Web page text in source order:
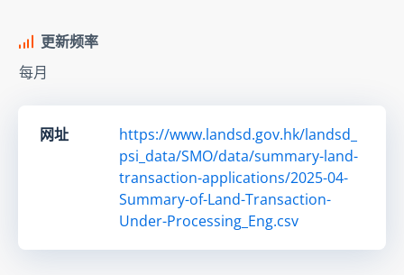
更新频率
每月
网址
https://www.landsd.gov.hk/landsd_
psi_data/SMO/data/summary-land-
transaction-applications/2025-04-
Summary-of-Land-Transaction-
Under-Processing_Eng.csv